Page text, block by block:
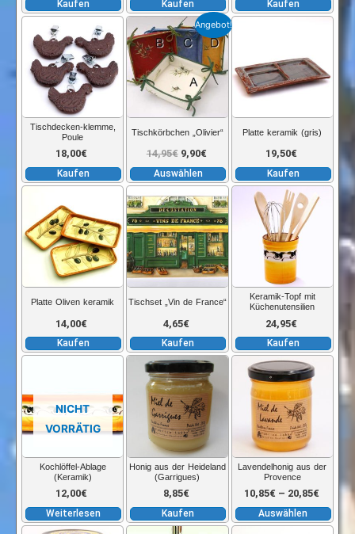
Kaufen Kaufen Kaufen
Tischdecken-klemme,
Poule
18,00€
Kaufen
Angebot!
Tischkörbchen „Olivier“
14,95€ Ursprünglicher
Preis
war:
14,95€
9,90€Aktueller
Preis
ist:
9,90€.
Auswählen
Dieses
weist
mehrere
können
auf
der
Produktseite
gewählt
werden
Platte keramik (gris)
19,50€
Kaufen
Platte Oliven keramik
14,00€
Kaufen
Tischset „Vin de France“
4,65€
Kaufen
Keramik-Topf mit
Küchenutensilien
24,95€
Kaufen
NICHT
VORRÄTIG
Kochlöffel-Ablage
(Keramik)
12,00€
Weiterlesen
Honig aus der Heideland
(Garrigues)
8,85€
Kaufen
Lavendelhonig aus der
Provence
10,85€ – 20,85€
Auswählen
Die